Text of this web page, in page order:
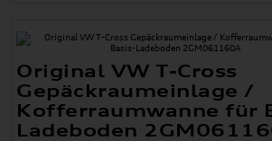
Original VW T-Cross
Gepäckraumeinlage /
Kofferraumwanne für
Ladeboden